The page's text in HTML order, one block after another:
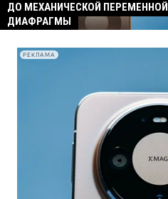
ДО МЕХАНИЧЕСКОЙ ПЕРЕМЕННОЙ
ДИАФРАГМЫ
РЕКЛАМА